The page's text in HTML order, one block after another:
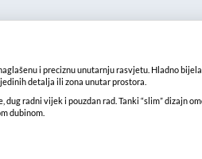
i preciznu unutarnju rasvjetu. Hladno
detalja ili zona unutar prostora.
radni vijek i pouzdan rad. Tanki “slim” dizajn
dubinom.